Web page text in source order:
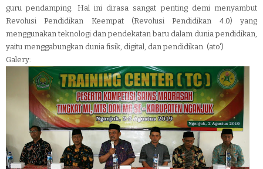
guru pendamping. Hal ini dirasa sangat penting demi menyambut
Revolusi Pendidikan Keempat (Revolusi Pendidikan 4.0) yang
menggunakan teknologi dan pendekatan baru dalam dunia pendidikan,
yaitu menggabungkan dunia fisik, digital, dan pendidikan. (ato')
Galery: